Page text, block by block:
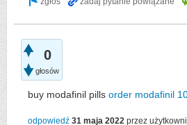
0
głosów
buy modafinil pills order modafinil
odpowiedź 31 maja 2022 przez